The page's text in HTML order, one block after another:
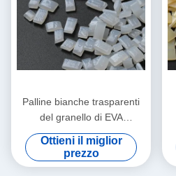
Palline bianche trasparenti
del granello di EVA
Bookbinding fusione a caldo
Adhesive
Ottieni il miglior
prezzo